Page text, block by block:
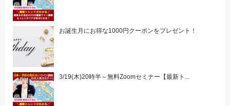
お誕生月にお得な1000円クーポンをプレゼント！
3/19(木)20時半～無料Zoomセミナー【最新ト...